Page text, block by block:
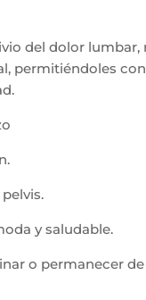
del dolor lumbar,
permitiéndoles
y saludable.
o permanecer de